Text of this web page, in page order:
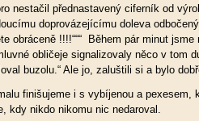
nestačil přednastavený ciferník od
doprovázejícímu doleva
obráceně !!!!“““ Během pár minut
obličeje signalizovaly něco v tom
buzolu.“ Ale jo, zaluštili si a bylo
finišujeme i s vybíjenou a pexesem,
kdy nikdo nikomu nic nedaroval.